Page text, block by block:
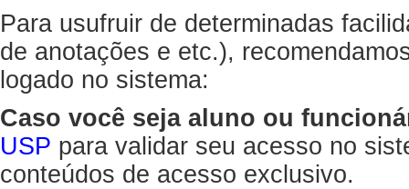
Para usufruir de determinadas
de anotações e etc.),
logado no sistema:
Caso você seja aluno ou
USP para validar seu acesso no
conteúdos de acesso exclusivo.